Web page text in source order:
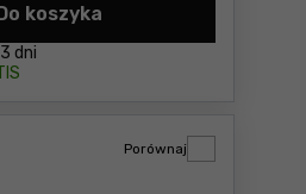
dni
koszyka
Promiennik elektryczny
Porównaj